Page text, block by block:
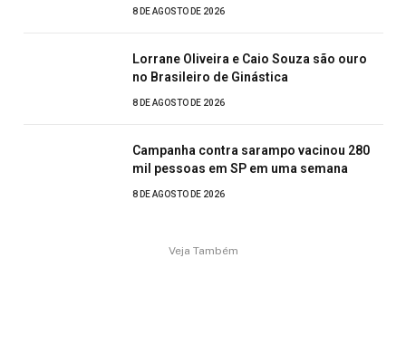
8 DE AGOSTO DE 2026
Lorrane Oliveira e Caio Souza são ouro
no Brasileiro de Ginástica
8 DE AGOSTO DE 2026
Campanha contra sarampo vacinou 280
mil pessoas em SP em uma semana
8 DE AGOSTO DE 2026
Veja Também